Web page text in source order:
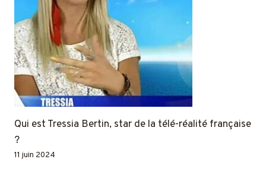
Qui est Tressia Bertin, star de la télé-réalité française
?
11 juin 2024